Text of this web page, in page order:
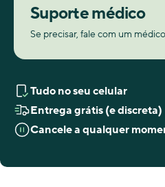
Suporte médico
Se precisar, fale com um
Tudo no seu celular
Entrega grátis (e discreta)
Cancele a qualquer